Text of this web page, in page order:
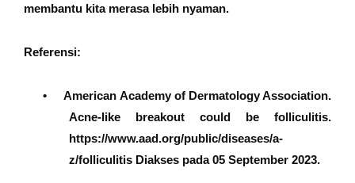
membantu kita merasa lebih nyaman.
Referensi:
•
American Academy of Dermatology Association.
Acne-like breakout could be folliculitis.
https://www.aad.org/public/diseases/a-
z/folliculitis Diakses pada 05 September 2023.